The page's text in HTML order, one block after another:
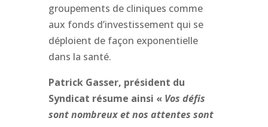
groupements de cliniques comme
aux fonds d’investissement qui se
déploient de façon exponentielle
dans la santé.
Patrick Gasser, président du
Syndicat résume ainsi « Vos défis
sont nombreux et nos attentes sont